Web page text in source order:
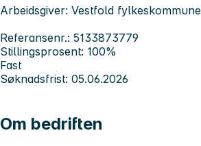
Arbeidsgiver: Vestfold fylkeskommune
Referansenr.: 5133873779
Stillingsprosent: 100%
Fast
Søknadsfrist: 05.06.2026
Om bedriften